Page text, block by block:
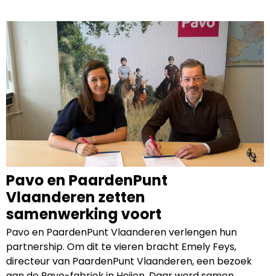
Pavo en PaardenPunt
Vlaanderen zetten
samenwerking voort
Pavo en PaardenPunt Vlaanderen verlengen hun
partnership. Om dit te vieren bracht Emely Feys,
directeur van PaardenPunt Vlaanderen, een bezoek